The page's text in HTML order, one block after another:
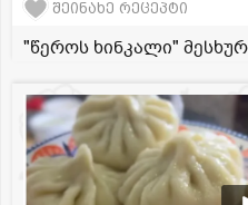
შეინახე რეცეპტი
"წეროს ხინკალი"